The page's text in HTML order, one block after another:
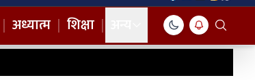
| अध्यात्म | शिक्षा |